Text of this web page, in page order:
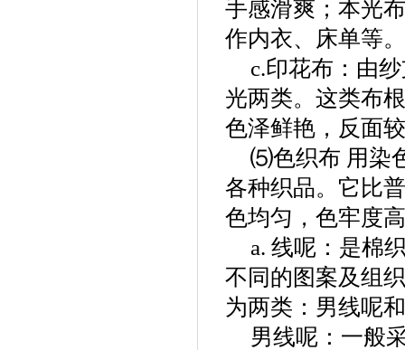
手感滑爽；本光
作内衣、床单等。
c.印花布：由
光两类。这类布
色泽鲜艳，反面
⑸色织布 用染
各种织品。它比
色均匀，色牢度
a. 线呢：是棉
不同的图案及组
为两类：男线呢
男线呢：一般